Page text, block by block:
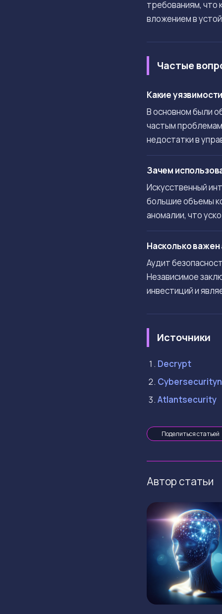
требованиям, что
вложением в
Частые
Какие
В основном были
частым
недостатки в
Зачем
Искусственный
большие объемы
аномалии, что
Насколько
Аудит
Независимое
инвестиций и
Источники
Decrypt
Atlantsecurity
Поделиться статьей
Автор статьи